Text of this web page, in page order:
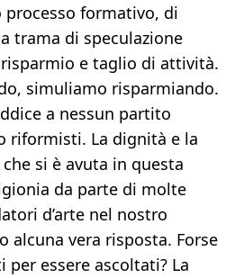
processo formativo, di
trama di speculazione
e taglio di attività.
simuliamo risparmiando.
a nessun partito
riformisti. La dignità e la
si è avuta in questa
da parte di molte
d’arte nel nostro
alcuna vera risposta. Forse
per essere ascoltati? La